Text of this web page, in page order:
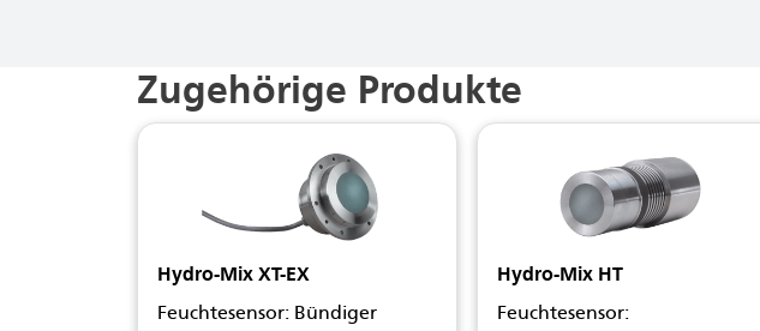
Zugehörige Produkte
Hydro-Mix XT-EX
Feuchtesensor: Bündiger
Hydro-Mix HT
Feuchtesensor: